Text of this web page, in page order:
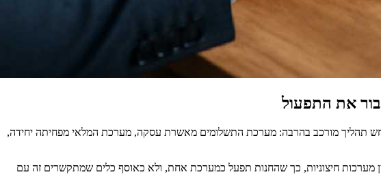
את התפעול
תהליך מורכב בהרבה: מערכת התשלומים מאשרת עסקה, מערכת המלאי מפחיתה יחידה,
מערכות חיצוניות, כך שהחנות תפעל כמערכת אחת, ולא כאוסף כלים שמתקשרים זה עם